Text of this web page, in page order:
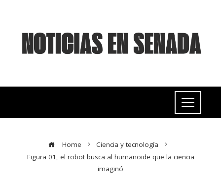
Home
Ciencia y tecnología
Figura 01, el robot busca al humanoide que la ciencia
imaginó